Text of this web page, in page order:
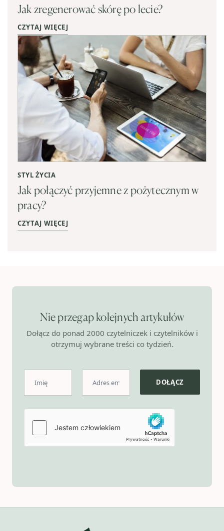
Jak zregenerować skórę po lecie?
CZYTAJ WIĘCEJ
STYL ŻYCIA
Jak połączyć przyjemne z pożytecznym w
pracy?
CZYTAJ WIĘCEJ
Nie przegap kolejnych artykułów
Dołącz do ponad 2000 czytelniczek i czytelników i
otrzymuj wybrane treści co tydzień.